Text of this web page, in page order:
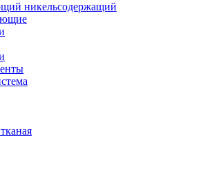
никельсодержащий